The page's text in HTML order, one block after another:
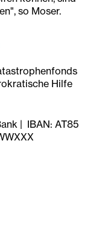
so Moser.
Hilfe
| IBAN: AT85